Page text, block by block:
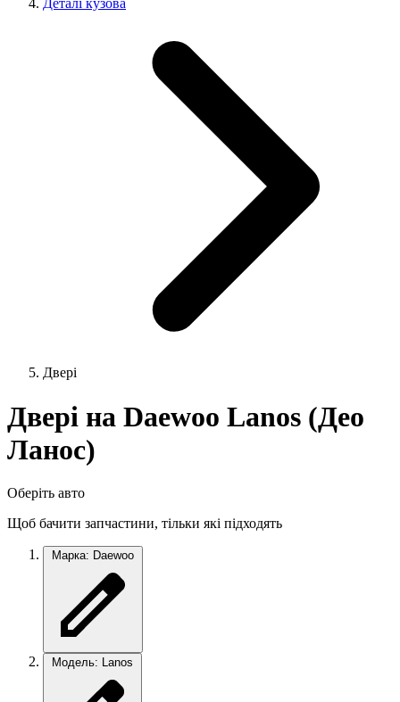
Деталі кузова
Двері
Двері на Daewoo Lanos (Део
Ланос)
Оберіть авто
Щоб бачити запчастини, тільки які підходять
Марка: Daewoo
Модель: Lanos